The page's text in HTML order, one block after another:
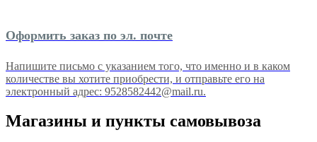
Оформить заказ по эл. почте
Напишите письмо с указанием того, что именно и в каком
количестве вы хотите приобрести, и отправьте его на
электронный адрес: 9528582442@mail.ru.
Магазины и пункты самовывоза